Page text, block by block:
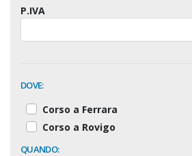
P.IVA
DOVE:
Corso a Ferrara
Corso a Rovigo
QUANDO: